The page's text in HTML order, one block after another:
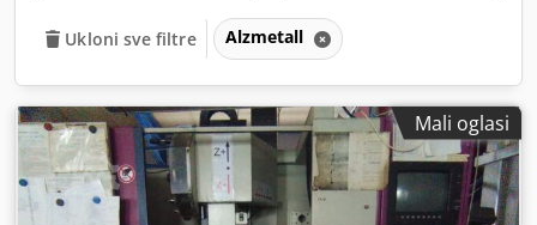
Ukloni sve filtre Alzmetall
Mali oglasi